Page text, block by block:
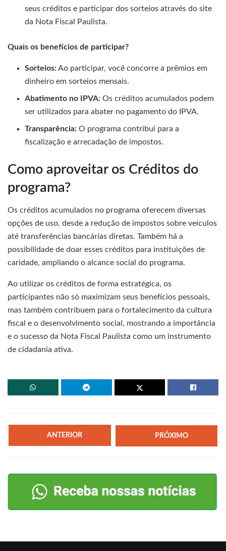
seus créditos e participar dos sorteios através do site
da Nota Fiscal Paulista.
Quais os benefícios de participar?
Sorteios:Ao participar, você concorre a prêmios em
dinheiro em sorteios mensais.
Abatimento no IPVA: Os créditos acumulados podem
ser utilizados para abater no pagamento do IPVA.
Transparência: O programa contribui para a
fiscalização e arrecadação de impostos.
Como aproveitar os Créditos do
programa?
Os créditos acumulados no programa oferecem diversas
opções de uso, desde a redução de impostos sobre veículos
até transferências bancárias diretas. Também há a
possibilidade de doar esses créditos para instituições de
caridade, ampliando o alcance social do programa.
Ao utilizar os créditos de forma estratégica, os
participantes não só maximizam seus benefícios pessoais,
mas também contribuem para o fortalecimento da cultura
fiscal e o desenvolvimento social, mostrando a importância
e o sucesso da Nota Fiscal Paulista como um instrumento
de cidadania ativa.
ANTERIOR PRÓXIMO